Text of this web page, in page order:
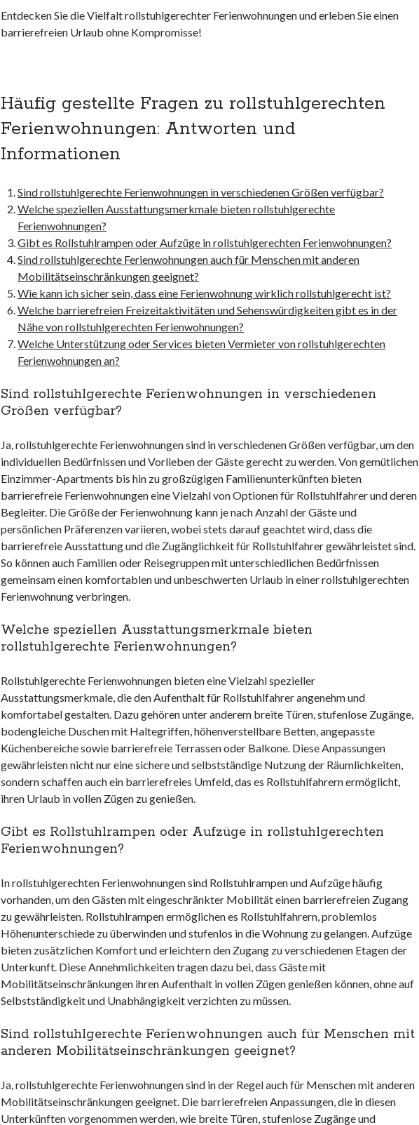
Entdecken Sie die Vielfalt rollstuhlgerechter Ferienwohnungen und erleben Sie einen
barrierefreien Urlaub ohne Kompromisse!
Häufig gestellte Fragen zu rollstuhlgerechten
Ferienwohnungen: Antworten und
Informationen
Sind rollstuhlgerechte Ferienwohnungen in verschiedenen Größen verfügbar?
Welche speziellen Ausstattungsmerkmale bieten rollstuhlgerechte
Ferienwohnungen?
Gibt es Rollstuhlrampen oder Aufzüge in rollstuhlgerechten Ferienwohnungen?
Sind rollstuhlgerechte Ferienwohnungen auch für Menschen mit anderen
Mobilitätseinschränkungen geeignet?
Wie kann ich sicher sein, dass eine Ferienwohnung wirklich rollstuhlgerecht ist?
Welche barrierefreien Freizeitaktivitäten und Sehenswürdigkeiten gibt es in der
Nähe von rollstuhlgerechten Ferienwohnungen?
Welche Unterstützung oder Services bieten Vermieter von rollstuhlgerechten
Ferienwohnungen an?
Sind rollstuhlgerechte Ferienwohnungen in verschiedenen
Größen verfügbar?
Ja, rollstuhlgerechte Ferienwohnungen sind in verschiedenen Größen verfügbar, um den
individuellen Bedürfnissen und Vorlieben der Gäste gerecht zu werden. Von gemütlichen
Einzimmer-Apartments bis hin zu großzügigen Familienunterkünften bieten
barrierefreie Ferienwohnungen eine Vielzahl von Optionen für Rollstuhlfahrer und deren
Begleiter. Die Größe der Ferienwohnung kann je nach Anzahl der Gäste und
persönlichen Präferenzen variieren, wobei stets darauf geachtet wird, dass die
barrierefreie Ausstattung und die Zugänglichkeit für Rollstuhlfahrer gewährleistet sind.
So können auch Familien oder Reisegruppen mit unterschiedlichen Bedürfnissen
gemeinsam einen komfortablen und unbeschwerten Urlaub in einer rollstuhlgerechten
Ferienwohnung verbringen.
Welche speziellen Ausstattungsmerkmale bieten
rollstuhlgerechte Ferienwohnungen?
Rollstuhlgerechte Ferienwohnungen bieten eine Vielzahl spezieller
Ausstattungsmerkmale, die den Aufenthalt für Rollstuhlfahrer angenehm und
komfortabel gestalten. Dazu gehören unter anderem breite Türen, stufenlose Zugänge,
bodengleiche Duschen mit Haltegriffen, höhenverstellbare Betten, angepasste
Küchenbereiche sowie barrierefreie Terrassen oder Balkone. Diese Anpassungen
gewährleisten nicht nur eine sichere und selbstständige Nutzung der Räumlichkeiten,
sondern schaffen auch ein barrierefreies Umfeld, das es Rollstuhlfahrern ermöglicht,
ihren Urlaub in vollen Zügen zu genießen.
Gibt es Rollstuhlrampen oder Aufzüge in rollstuhlgerechten
Ferienwohnungen?
In rollstuhlgerechten Ferienwohnungen sind Rollstuhlrampen und Aufzüge häufig
vorhanden, um den Gästen mit eingeschränkter Mobilität einen barrierefreien Zugang
zu gewährleisten. Rollstuhlrampen ermöglichen es Rollstuhlfahrern, problemlos
Höhenunterschiede zu überwinden und stufenlos in die Wohnung zu gelangen. Aufzüge
bieten zusätzlichen Komfort und erleichtern den Zugang zu verschiedenen Etagen der
Unterkunft. Diese Annehmlichkeiten tragen dazu bei, dass Gäste mit
Mobilitätseinschränkungen ihren Aufenthalt in vollen Zügen genießen können, ohne auf
Selbstständigkeit und Unabhängigkeit verzichten zu müssen.
Sind rollstuhlgerechte Ferienwohnungen auch für Menschen mit
anderen Mobilitätseinschränkungen geeignet?
Ja, rollstuhlgerechte Ferienwohnungen sind in der Regel auch für Menschen mit anderen
Mobilitätseinschränkungen geeignet. Die barrierefreien Anpassungen, die in diesen
Unterkünften vorgenommen werden, wie breite Türen, stufenlose Zugänge und